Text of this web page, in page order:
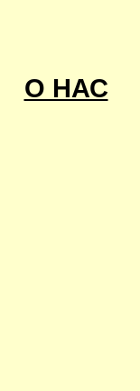
О НАС